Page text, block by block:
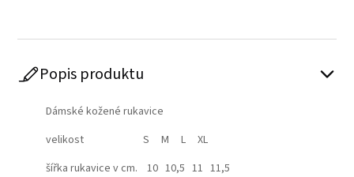
Popis produktu
Dámské kožené rukavice
velikost S M L XL
šířka rukavice v cm. 10 10,5 11 11,5